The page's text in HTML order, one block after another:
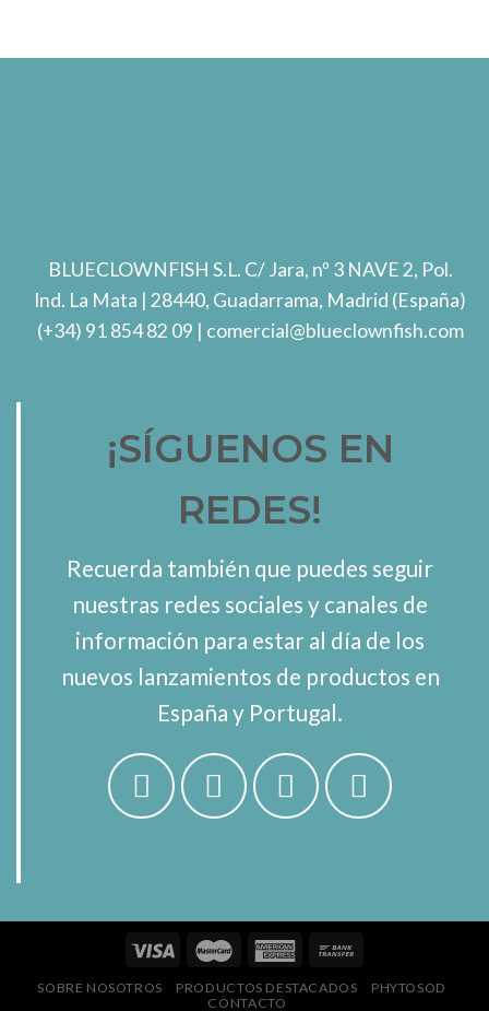
BLUECLOWNFISH S.L. C/ Jara, nº 3 NAVE 2, Pol.
Ind. La Mata | 28440, Guadarrama, Madrid (España)
(+34) 91 854 82 09 | comercial@blueclownfish.com
¡SÍGUENOS EN
REDES!
Recuerda también que puedes seguir
nuestras redes sociales y canales de
información para estar al día de los
nuevos lanzamientos de productos en
España y Portugal.
SOBRE NOSOTROS PRODUCTOS DESTACADOS
PHYTOSOD
CONTACTO